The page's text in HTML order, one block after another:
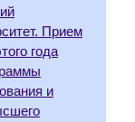
Прием
года
и